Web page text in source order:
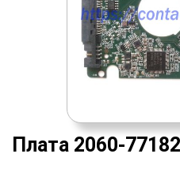
Плата 2060-